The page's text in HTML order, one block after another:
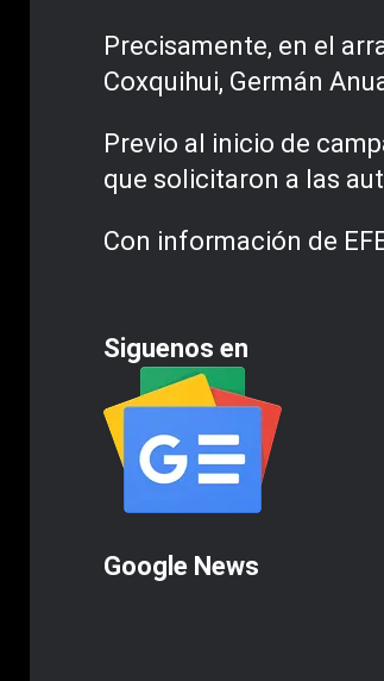
Precisamente, en el
Coxquihui, Germán
Previo al inicio de
que solicitaron a las
Con información de
Siguenos en
Google News